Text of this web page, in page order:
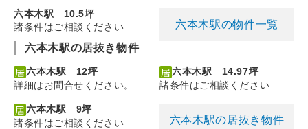
六本木駅 10.5坪
諸条件はご相談ください
六本木駅の物件一覧
六本木駅の居抜き物件
六本木駅 12坪
詳細はお問合せください。
六本木駅 14.97坪
諸条件はご相談ください
六本木駅 9坪
諸条件はご相談ください
六本木駅の居抜き物件